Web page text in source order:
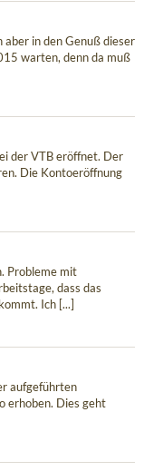
aber in den Genuß dieser
warten, denn da muß
der VTB eröffnet. Der
Die Kontoeröffnung
Probleme mit
dass das
Ich [...]
aufgeführten
erhoben. Dies geht